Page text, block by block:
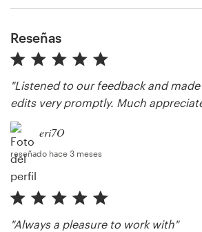
Reseñas
"Listened to our feedback and
edits very promptly. Much
eri7O
reseñado hace 3 meses
"Always a pleasure to work with"
Precios
Hágase diseñador
Blog